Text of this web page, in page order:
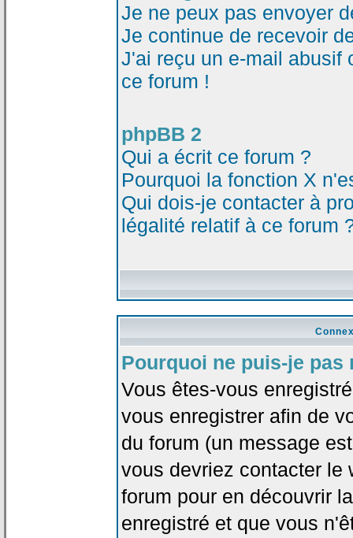
Je ne peux pas envoyer
Je continue de recevoir
J'ai reçu un e-mail abusif
ce forum !
phpBB 2
Qui a écrit ce forum ?
Pourquoi la fonction X
Qui dois-je contacter à
légalité relatif à ce forum
Pourquoi ne puis-je pas
Vous êtes-vous
vous enregistrer afin de
du forum (un message
vous devriez contacter le
forum pour en découvrir
enregistré et que vous